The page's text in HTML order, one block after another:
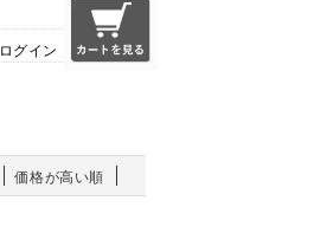
ログイン
価格が高い順